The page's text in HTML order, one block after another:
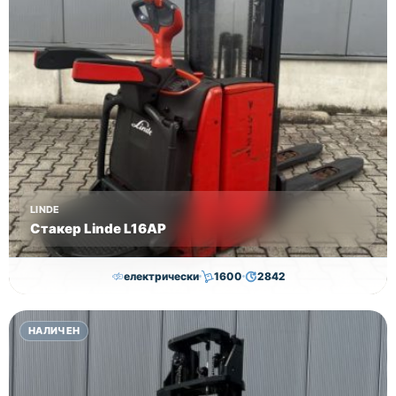
LINDE
Стакер Linde L16AP
електрически 1600 2842
8,000.00€7,800.00€
Височина Година Състояние
втора употреба
НАЛИЧЕН